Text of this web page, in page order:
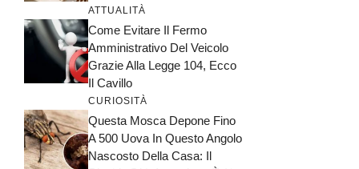
ATTUALITÀ
Come Evitare Il Fermo
Amministrativo Del Veicolo
Grazie Alla Legge 104, Ecco
Il Cavillo
CURIOSITÀ
Questa Mosca Depone Fino
A 500 Uova In Questo Angolo
Nascosto Della Casa: Il